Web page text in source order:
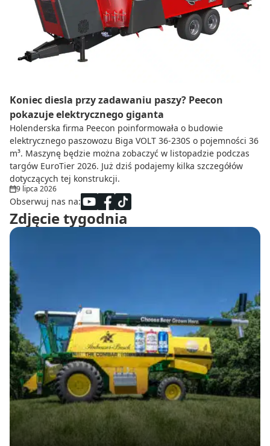
Do zbioru
Rolnictwo precyzyjne
Dealerzy
Ze świata techniki rolniczej
Koniec diesla przy zadawaniu paszy? Peecon
pokazuje elektrycznego giganta
Holenderska firma Peecon poinformowała o budowie
elektrycznego paszowozu Biga VOLT 36-230S o pojemności 36
m³. Maszynę będzie można zobaczyć w listopadzie podczas
targów EuroTier 2026. Już dziś podajemy kilka szczegółów
dotyczących tej konstrukcji.
9 lipca 2026
Obserwuj nas na:
Zdjęcie tygodnia